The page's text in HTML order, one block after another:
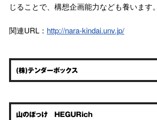
じることで、構想企画能力なども養います。
関連URL： http://nara-kindai.unv.jp/
(株)テンダーボックス
山のぽっけ HEGURich